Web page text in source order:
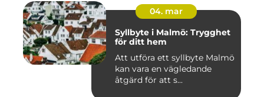
04. mar
Syllbyte i Malmö: Trygghet
för ditt hem
Att utföra ett syllbyte Malmö
kan vara en vägledande
åtgärd för att s...